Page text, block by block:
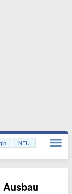
NEU